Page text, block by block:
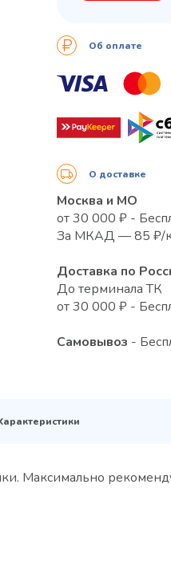
Об оплате
О доставке
Москва и МО
от 30 000 ₽ -
За МКАД — 85 ₽/
Доставка по
До терминала ТК
от 30 000 ₽ -
Самовывоз -
Максимально